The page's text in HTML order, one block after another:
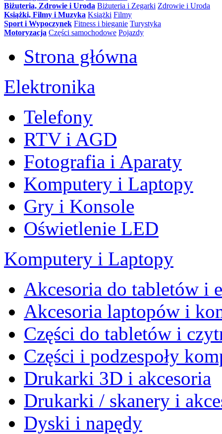
Biżuteria, Zdrowie i Uroda Biżuteria i Zegarki Zdrowie i Uroda
Książki, Filmy i Muzyka Książki Filmy
Sport i Wypoczynek Fitness i bieganie Turystyka
Motoryzacja Części samochodowe Pojazdy
Strona główna
Elektronika
Telefony
RTV i AGD
Fotografia i Aparaty
Komputery i Laptopy
Gry i Konsole
Oświetlenie LED
Komputery i Laptopy
Akcesoria do tabletów i
Akcesoria laptopów i
Części do tabletów i
Części i podzespoły
Drukarki 3D i akcesoria
Drukarki / skanery i
Dyski i napędy